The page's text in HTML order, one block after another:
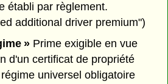
établi par règlement.
additional driver premium")
»Prime exigible en vue
d'un certificat de propriété
universel obligatoire